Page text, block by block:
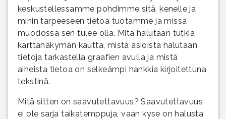
keskustellessamme pohdimme sitä, kenelle ja
mihin tarpeeseen tietoa tuotamme ja missä
muodossa sen tulee olla. Mitä halutaan tutkia
karttanäkymän kautta, mistä asioista halutaan
tietoja tarkastella graafien avulla ja mistä
aiheista tietoa on selkeämpi hankkia kirjoitettuna
tekstinä.
Mitä sitten on saavutettavuus? Saavutettavuus
ei ole sarja taikatemppuja, vaan kyse on halusta